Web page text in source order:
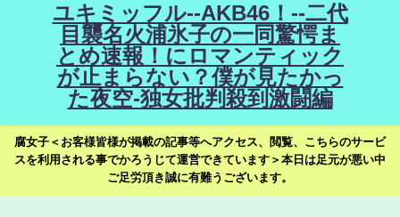
ユキミッフル--AKB46！--二代
目襲名火浦氷子の一同驚愕ま
とめ速報！にロマンティック
が止まらない？僕が見たかっ
た夜空-独女批判殺到激闘編
腐女子＜お客様皆様が掲載の記事等へアクセス、閲覧、こちらのサービ
スを利用される事でかろうじて運営できています＞本日は足元が悪い中
ご足労頂き誠に有難うございます。